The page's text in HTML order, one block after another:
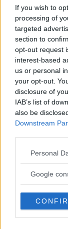
If you wish to
processing of
targeted
section to
opt-out request
interest-based
us or personal
your opt-out.
disclosure of
IAB’s list of
also be
Downstream
Please note
not limited to
use your data
consent section.
Personal
Google